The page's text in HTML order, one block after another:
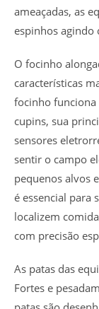
ameaçadas, as
espinhos
O focinho
características
focinho
cupins, sua
sensores
sentir o campo
pequenos alvos
é essencial para
localizem
com precisão
As patas das
Fortes e